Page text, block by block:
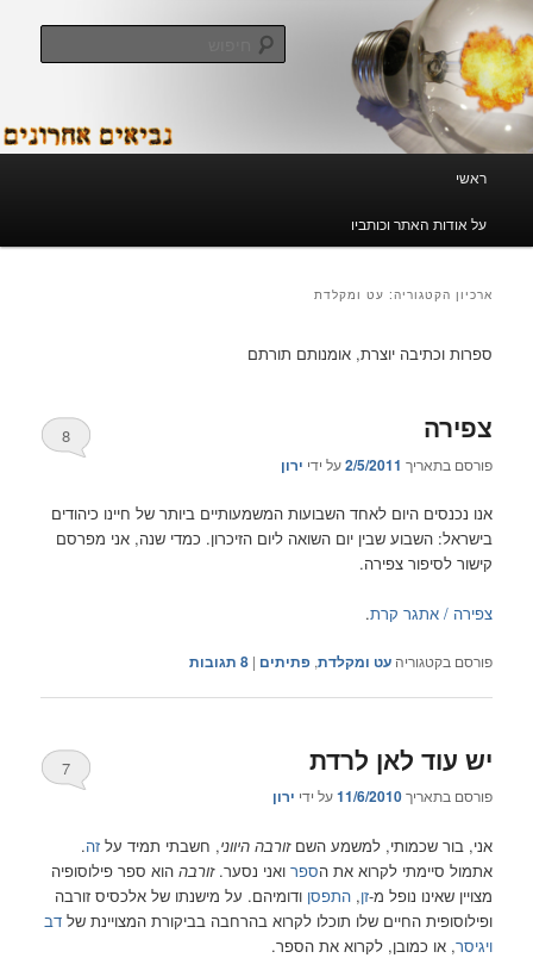
לדלג
לתוכן
לדלג
לתוכן
המשני
נביאים אחרונים
ראשי
על אודות האתר וכותביו
ארכיון הקטגוריה: עט ומקלדת
ספרות וכתיבה יוצרת, אומנותם תורתם
צפירה
פורסם בתאריך 2/5/2011על ידי ירון
8
אנו נכנסים היום לאחד השבועות המשמעותיים ביותר של חיינו כיהודים
בישראל: השבוע שבין יום השואה ליום הזיכרון. כמדי שנה, אני מפרסם
קישור לסיפור צפירה.
צפירה / אתגר קרת.
פורסם בקטגוריה עט ומקלדת,פתיתים |
8 תגובות
יש עוד לאן לרדת
פורסם בתאריך11/6/2010על ידי ירון
7
אני, בור שכמותי, למשמע השםזורבה היווני, חשבתי תמיד עלזה.
אתמול סיימתי לקרוא את הספר ואני נסער.זורבה הוא ספר פילוסופיה
מצויין שאינו נופל מ-זן,התפסן ודומיהם. על מישנתו של אלכסיס זורבה
ופילוסופית החיים שלו תוכלו לקרוא בהרחבה בביקורת המצויינת שלדב
ויגיסר, או כמובן, לקרוא את הספר.